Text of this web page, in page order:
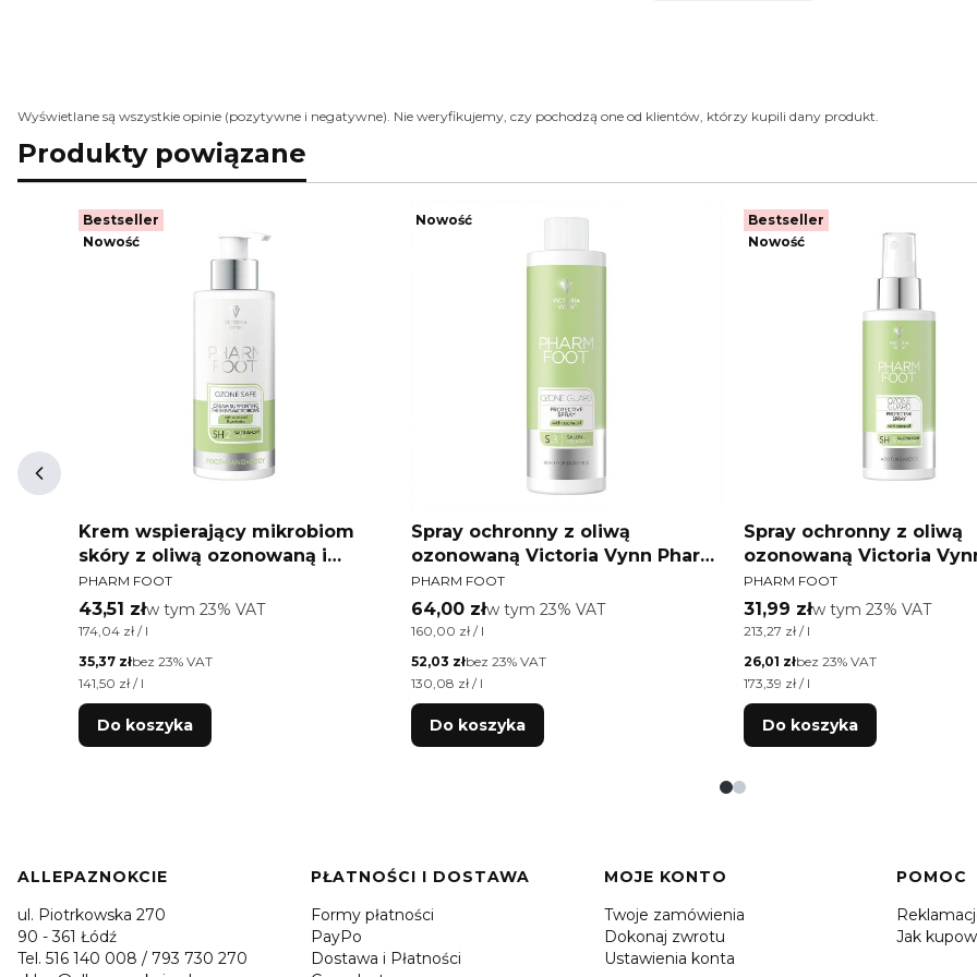
Wyświetlane są wszystkie opinie (pozytywne i negatywne). Nie weryfikujemy, czy pochodzą one od klientów, którzy kupili dany produkt.
Produkty powiązane
Bestseller
Nowość
Krem wspierający mikrobiom
skóry z oliwą ozonowaną i
prebiotykiem Victoria Vynn
Pharm Foot OZONE SAFE 250ml
PRODUCENT
PHARM FOOT
Cena brutto
43,51 złw tym %s VAT
w tym 23% VAT
Cena jednostkowa brutto
174,04 zł / l
Cena netto
35,37 złbez 23% VAT
Cena jednostkowa netto
141,50 zł / l
Do koszyka
Nowość
Spray ochronny z oliwą
ozonowaną Victoria Vynn Pharm
Foot OZONE GUARD 400ml
PRODUCENT
PHARM FOOT
Cena brutto
64,00 złw tym %s VAT
w tym 23% VAT
Cena jednostkowa brutto
160,00 zł / l
Cena netto
52,03 złbez 23% VAT
Cena jednostkowa netto
130,08 zł / l
Do koszyka
Bestseller
Nowość
Spray ochronny z oliwą
ozonowaną Victoria
Foot OZONE GUARD
PRODUCENT
PHARM FOOT
Cena brutto
31,99 złw tym %s VAT
w tym 23% VAT
Cena jednostkowa brutto
213,27 zł / l
Cena netto
26,01 złbez 23% VAT
Cena jednostkowa netto
173,39 zł / l
Do koszyka
Linki w stopce
ALLEPAZNOKCIE
ul. Piotrkowska 270
90 - 361 Łódź
Tel. 516 140 008 / 793 730 270
PŁATNOŚCI I DOSTAWA
Formy płatności
PayPo
Dostawa i Płatności
MOJE KONTO
Twoje zamówienia
Dokonaj zwrotu
Ustawienia konta
POMOC
Jak